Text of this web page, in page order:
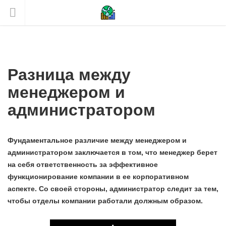
Разница между
менеджером и
администратором
Фундаментальное различие между менеджером и
администратором заключается в том, что менеджер берет
на себя ответственность за эффективное
функционирование компании в ее корпоративном
аспекте. Со своей стороны, администратор следит за тем,
чтобы отделы компании работали должным образом.